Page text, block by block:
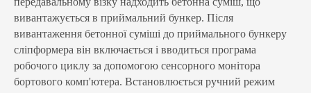
вивантажується в приймальний бункер. Після
вивантаження бетонної суміші до приймального бункеру
сліпформера він включається і вводиться програма
робочого циклу за допомогою сенсорного монітора
бортового комп'ютера. Встановлюється ручний режим